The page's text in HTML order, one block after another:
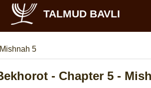
TALMUD BAVLI
5
- Chapter 5 -